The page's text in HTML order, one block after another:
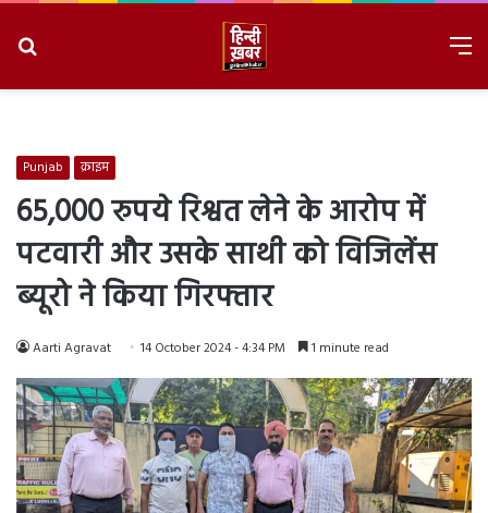
Punjab क्राइम
65,000 रुपये रिश्वत लेने के आरोप में
पटवारी और उसके साथी को विजिलेंस
ब्यूरो ने किया गिरफ्तार
Aarti Agravat 14 October 2024 - 4:34 PM 1 minute read